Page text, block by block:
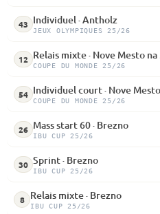
43 Individuel · Antholz
JEUX OLYMPIQUES 25/26
12 Relais mixte · Nove Mesto
COUPE DU MONDE 25/26
54 Individuel court · Nove
COUPE DU MONDE 25/26
26 Mass start 60 · Brezno
IBU CUP 25/26
30 Sprint · Brezno
IBU CUP 25/26
8 Relais mixte · Brezno
IBU CUP 25/26